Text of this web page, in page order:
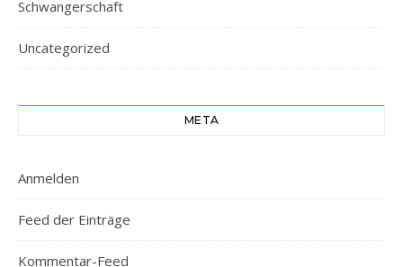
Schwangerschaft
Uncategorized
META
Anmelden
Feed der Einträge
Kommentar-Feed